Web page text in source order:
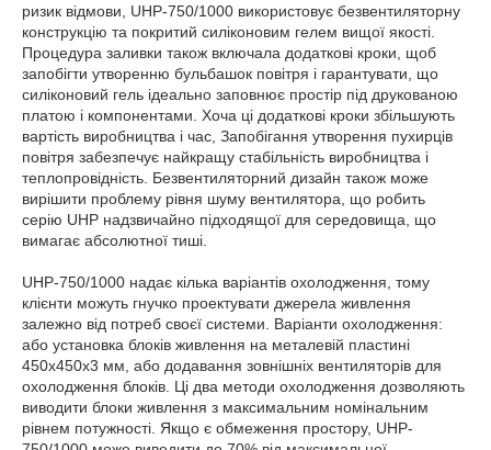
ризик відмови, UHP-750/1000 використовує безвентиляторну
конструкцію та покритий силіконовим гелем вищої якості.
Процедура заливки також включала додаткові кроки, щоб
запобігти утворенню бульбашок повітря і гарантувати, що
силіконовий гель ідеально заповнює простір під друкованою
платою і компонентами. Хоча ці додаткові кроки збільшують
вартість виробництва і час, Запобігання утворення пухирців
повітря забезпечує найкращу стабільність виробництва і
теплопровідність. Безвентиляторний дизайн також може
вирішити проблему рівня шуму вентилятора, що робить
серію UHP надзвичайно підходящої для середовища, що
вимагає абсолютної тиші.
UHP-750/1000 надає кілька варіантів охолодження, тому
клієнти можуть гнучко проектувати джерела живлення
залежно від потреб своєї системи. Варіанти охолодження:
або установка блоків живлення на металевій пластині
450x450x3 мм, або додавання зовнішніх вентиляторів для
охолодження блоків. Ці два методи охолодження дозволяють
виводити блоки живлення з максимальним номінальним
рівнем потужності. Якщо є обмеження простору, UHP-